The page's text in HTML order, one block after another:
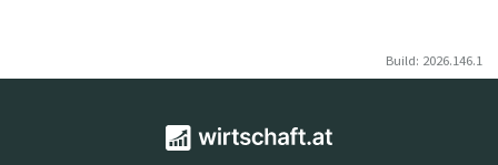
Build: 2026.146.1